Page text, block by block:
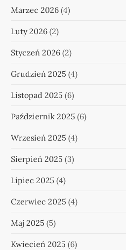
w
a
n
i
e
w
p
i
s
ó
w
Marzec 2026 (4)
Luty 2026 (2)
Styczeń 2026 (2)
Grudzień 2025 (4)
Listopad 2025 (6)
Październik 2025 (6)
Wrzesień 2025 (4)
Sierpień 2025 (3)
Lipiec 2025 (4)
Czerwiec 2025 (4)
Maj 2025 (5)
Kwiecień 2025 (6)